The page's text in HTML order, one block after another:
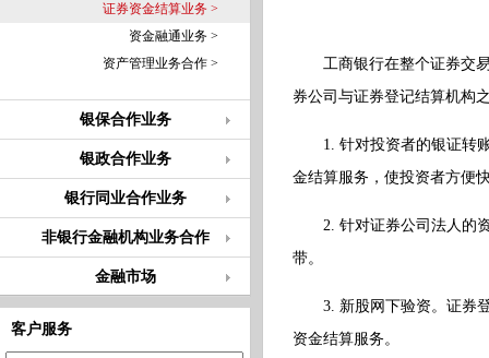
证券资金结算业务 >
资金融通业务 >
资产管理业务合作 >
银保合作业务
银政合作业务
银行同业合作业务
非银行金融机构业务合作
金融市场
客户服务
工商银行在整个证券交易
券公司与证券登记结算机构
1. 针对投资者的银证转账
金结算服务，使投资者方便
2. 针对证券公司法人的资
带。
3. 新股网下验资。证券登
资金结算服务。